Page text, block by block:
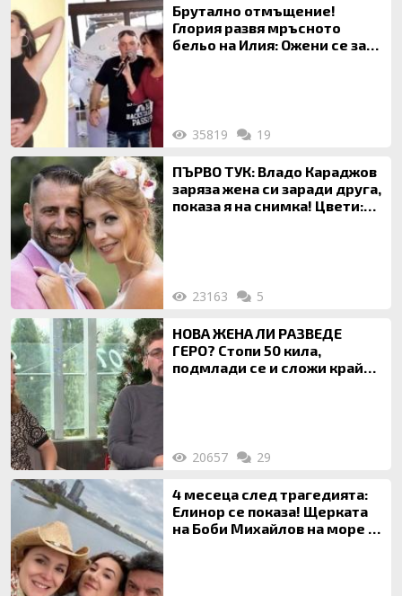
Брутално отмъщение!
Глория развя мръсното
бельо на Илия: Ожени се за
35819 19
ПЪРВО ТУК: Владо Караджов
заряза жена си заради друга,
показа я на снимка! Цвети:
23163 5
НОВА ЖЕНА ЛИ РАЗВЕДЕ
ГЕРО? Стопи 50 кила,
подмлади се и сложи край
20657 29
4 месеца след трагедията:
Елинор се показа! Щерката
на Боби Михайлов на море с